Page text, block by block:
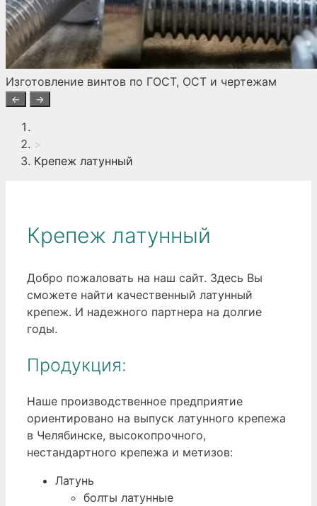
Изготовление винтов по ГОСТ, ОСТ и чертежам
← →
>
Крепеж латунный
Крепеж латунный
Добро пожаловать на наш сайт. Здесь Вы
сможете найти качественный латунный
крепеж. И надежного партнера на долгие
годы.
Продукция:
Наше производственное предприятие
ориентировано на выпуск латунного крепежа
в Челябинске, высокопрочного,
нестандартного крепежа и метизов:
Латунь
болты латунные